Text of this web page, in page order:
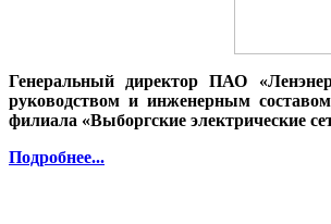
Генеральный директор ПАО
руководством и инженерным
филиала «Выборгские электрические
Подробнее...